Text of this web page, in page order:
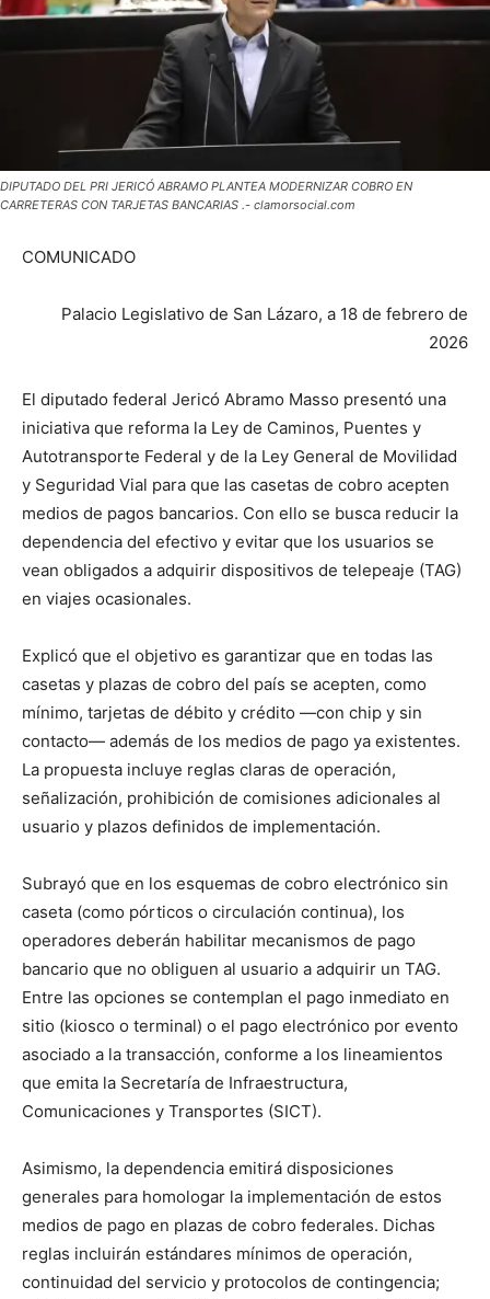
DIPUTADO DEL PRI JERICÓ ABRAMO PLANTEA MODERNIZAR COBRO EN
CARRETERAS CON TARJETAS BANCARIAS .- clamorsocial.com
COMUNICADO
Palacio Legislativo de San Lázaro, a 18 de febrero de
2026
El diputado federal Jericó Abramo Masso presentó una
iniciativa que reforma la Ley de Caminos, Puentes y
Autotransporte Federal y de la Ley General de Movilidad
y Seguridad Vial para que las casetas de cobro acepten
medios de pagos bancarios. Con ello se busca reducir la
dependencia del efectivo y evitar que los usuarios se
vean obligados a adquirir dispositivos de telepeaje (TAG)
en viajes ocasionales.
Explicó que el objetivo es garantizar que en todas las
casetas y plazas de cobro del país se acepten, como
mínimo, tarjetas de débito y crédito —con chip y sin
contacto— además de los medios de pago ya existentes.
La propuesta incluye reglas claras de operación,
señalización, prohibición de comisiones adicionales al
usuario y plazos definidos de implementación.
Subrayó que en los esquemas de cobro electrónico sin
caseta (como pórticos o circulación continua), los
operadores deberán habilitar mecanismos de pago
bancario que no obliguen al usuario a adquirir un TAG.
Entre las opciones se contemplan el pago inmediato en
sitio (kiosco o terminal) o el pago electrónico por evento
asociado a la transacción, conforme a los lineamientos
que emita la Secretaría de Infraestructura,
Comunicaciones y Transportes (SICT).
Asimismo, la dependencia emitirá disposiciones
generales para homologar la implementación de estos
medios de pago en plazas de cobro federales. Dichas
reglas incluirán estándares mínimos de operación,
continuidad del servicio y protocolos de contingencia;